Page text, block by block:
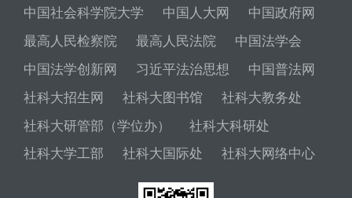
中国社会科学院大学
中国人大网
中国政府网
最高人民检察院
最高人民法院
中国法学会
中国法学创新网
习近平法治思想
中国普法网
社科大招生网
社科大图书馆
社科大教务处
社科大研管部（学位办）
社科大科研处
社科大学工部
社科大国际处 社科大网络中心